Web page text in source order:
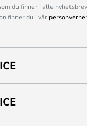
du finner i alle
finner du i vår